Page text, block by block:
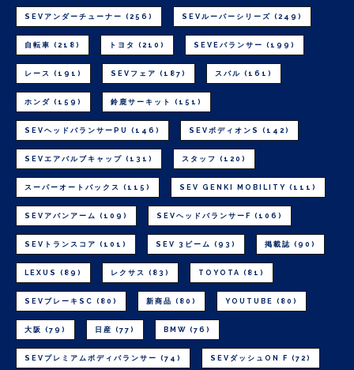
SEVアンダーチューナー (256) SEVルーパーシリーズ (249)
自転車 (218) トヨタ (210) SEVEバランサー (199)
レース (191) SEVフェア (187) スバル (161)
ホンダ (159) 鈴鹿サーキット (151)
SEVヘッドバランサーPU (146) SEVボディオンS (142)
SEVエアバルブキャップ (131) スタッフ (120)
スーパーオートバックス (115) SEV GENKI MOBILITY (111)
SEVアバンアーム (109) SEVヘッドバランサーF (106)
SEVトランスコア (101) SEV 3ビーム (93) 掲載誌 (90)
LEXUS (89) レクサス (83) TOYOTA (81)
SEVブレーキSC (80) 新商品 (80) YOUTUBE (80)
大阪 (79) 日産 (77) BMW (76)
SEVプレミアムボディバランサー (74) SEVダッシュON F (72)